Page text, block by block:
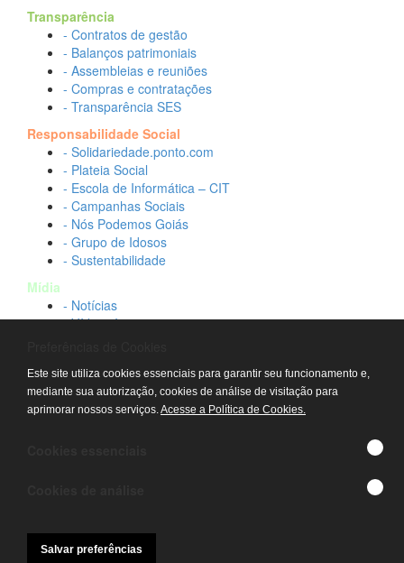
Transparência
- Contratos de gestão
- Balanços patrimoniais
- Assembleias e reuniões
- Compras e contratações
- Transparência SES
Responsabilidade Social
- Solidariedade.ponto.com
- Plateia Social
- Escola de Informática – CIT
- Campanhas Sociais
- Nós Podemos Goiás
- Grupo de Idosos
- Sustentabilidade
Mídia
- Notícias
- Vídeos Institucionais
Contato
- Fale conosco
- Trabalhe conosco
Este site utiliza cookies essenciais para garantir seu funcionamento e,
mediante sua autorização, cookies de análise de visitação para
aprimorar nossos serviços.Acesse a Política de Cookies.
Salvar preferências